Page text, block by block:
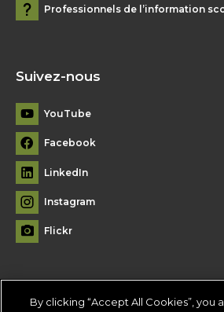
Professionnels de l’information
Suivez-nous
YouTube
Facebook
LinkedIn
Instagram
Flickr
By clicking “Accept All Cookies”, you